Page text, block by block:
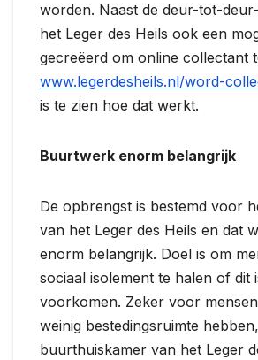
worden. Naast de deur-tot-
het Leger des Heils ook een
gecreëerd om online collectant
www.legerdesheils.nl/word-
is te zien hoe dat werkt.
Buurtwerk enorm belangrijk
De opbrengst is bestemd voor
van het Leger des Heils en dat
enorm belangrijk. Doel is om
sociaal isolement te halen of dit
voorkomen. Zeker voor
weinig bestedingsruimte
buurthuiskamer van het Leger